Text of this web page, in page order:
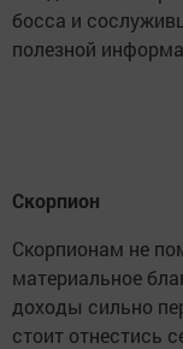
босса и
полезной
Скорпион
Скорпионам не
материальное
доходы сильно
стоит отнестись